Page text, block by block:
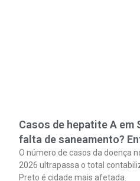
Casos de hepatite A em
falta de saneamento?
O número de casos da doença
2026 ultrapassa o total
Preto é cidade mais afetada.